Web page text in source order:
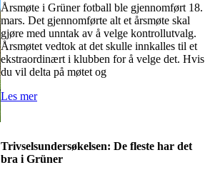
Årsmøte i Grüner fotball ble gjennomført 18.
mars. Det gjennomførte alt et årsmøte skal
gjøre med unntak av å velge kontrollutvalg.
Årsmøtet vedtok at det skulle innkalles til et
ekstraordinært i klubben for å velge det. Hvis
du vil delta på møtet og
Les mer
Trivselsundersøkelsen: De fleste har det
bra i Grüner